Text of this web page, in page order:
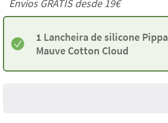
Envios GRÁTIS desde 19€
1 Lancheira de silicone Pippa
Mauve Cotton Cloud